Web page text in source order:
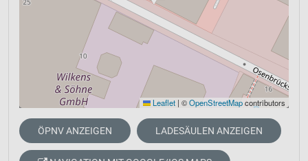
Leaflet | ©OpenStreetMapcontributors
ÖPNV ANZEIGEN LADESÄULEN ANZEIGEN